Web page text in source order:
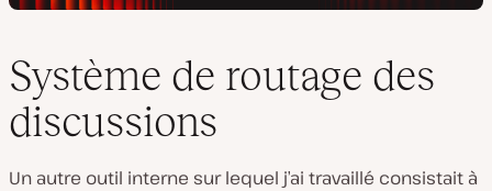
Système de routage des
discussions
Un autre outil interne sur lequel j’ai travaillé consistait à